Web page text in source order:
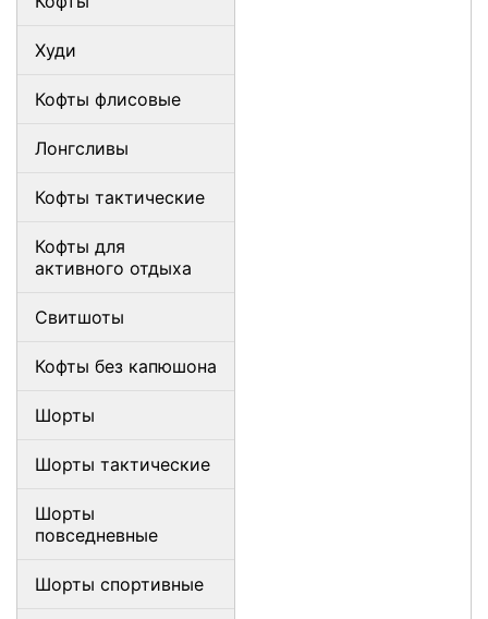
Худи
Кофты флисовые
Лонгсливы
Кофты тактические
Кофты для
активного отдыха
Свитшоты
Кофты без капюшона
Шорты
Шорты тактические
Шорты
повседневные
Шорты спортивные